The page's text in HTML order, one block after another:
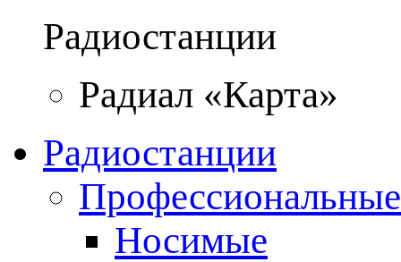
Радиостанции
Радиал «Карта»
Радиостанции
Носимые